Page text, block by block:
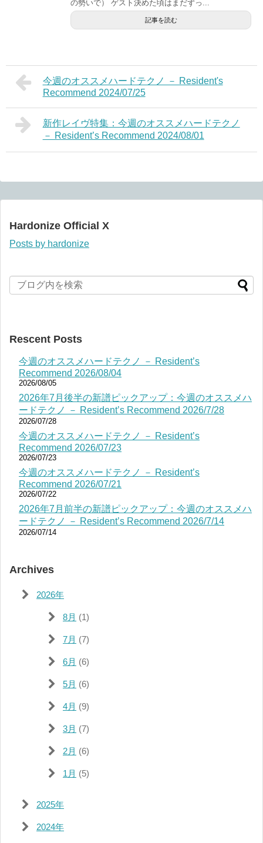
の勢いで） ゲスト決めた頃はまだずっ...
記事を読む
今週のオススメハードテクノ － Resident's
Recommend 2024/07/25
新作レイヴ特集：今週のオススメハードテクノ
－ Resident’s Recommend 2024/08/01
Hardonize Official X
Posts by hardonize
Rescent Posts
今週のオススメハードテクノ － Resident’s
Recommend 2026/08/04
2026/08/05
2026年7月後半の新譜ピックアップ：今週のオススメハ
ードテクノ － Resident’s Recommend 2026/7/28
2026/07/28
今週のオススメハードテクノ － Resident’s
Recommend 2026/07/23
2026/07/23
今週のオススメハードテクノ － Resident’s
Recommend 2026/07/21
2026/07/22
2026年7月前半の新譜ピックアップ：今週のオススメハ
ードテクノ － Resident’s Recommend 2026/7/14
2026/07/14
Archives
2026年
8月 (1)
7月 (7)
6月 (6)
5月 (6)
4月 (9)
3月 (7)
2月 (6)
1月 (5)
2025年
2024年